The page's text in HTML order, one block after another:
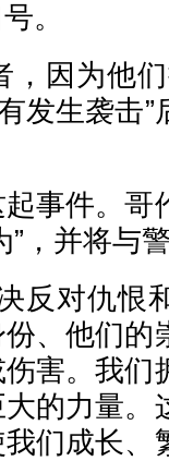
。
因为他
发生袭击
事件。哥
”，并将与
反对仇恨
、他们的
害。我们
的力量。
们成长、